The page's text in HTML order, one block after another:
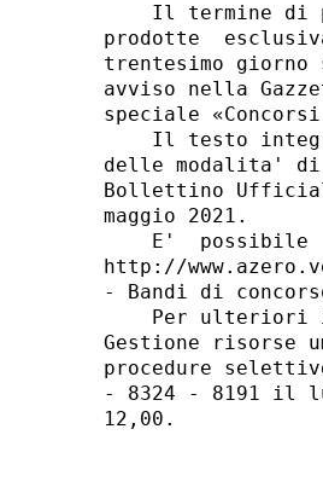
Il termine di
prodotte
trentesimo
avviso nella
speciale
Il testo
delle modalita'
Bollettino
maggio 2021.
E'  possibile
http://
- Bandi di
Per ulteriori
Gestione risorse
procedure
- 8324 - 8191 il
12,00.